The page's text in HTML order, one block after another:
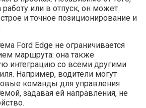
работу или в отпуск, он может
и точное позиционирование и
Ford Edge не ограничивается
маршрута: она также
интеграцию со всеми другими
Например, водители могут
команды для управления
задавая ей направления, не